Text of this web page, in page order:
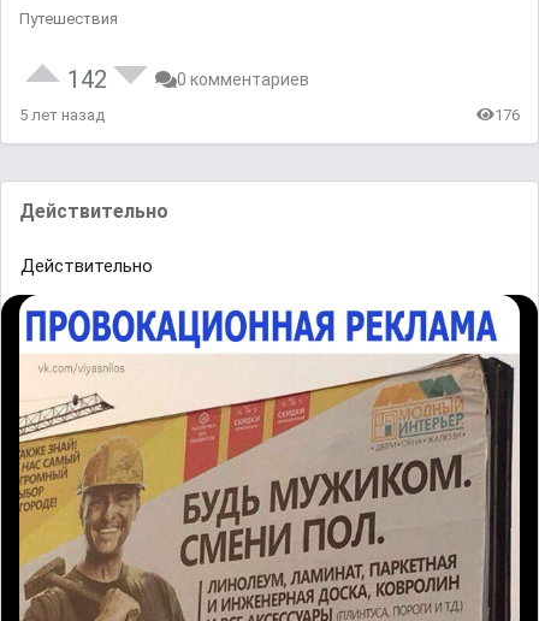
Путешествия
142 0 комментариев
5 лет назад 176
Действительно
Действительно